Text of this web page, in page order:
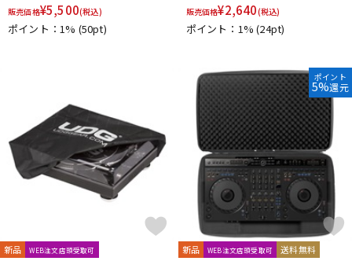
販売価格¥5,500(税込)
ポイント：1% (50pt)
販売価格¥2,640(税込)
ポイント：1%(24pt)
新品 WEB注文店頭受取可
ポイント
5%還元
新品 WEB注文店頭受取可 送料無料